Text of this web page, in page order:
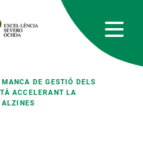
MANCA DE GESTIÓ DELS
ACCELERANT LA